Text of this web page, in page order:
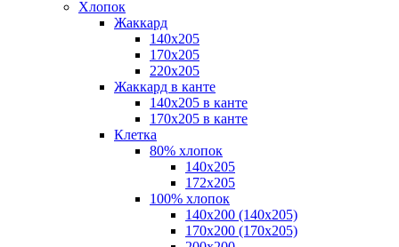
Хлопок
Жаккард
140x205
170х205
220х205
Жаккард в канте
140х205 в канте
170х205 в канте
Клетка
80% хлопок
140x205
172х205
100% хлопок
140x200 (140х205)
170x200 (170х205)